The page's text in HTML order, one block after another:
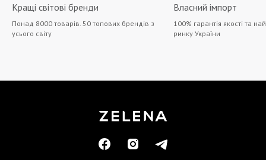
Кращі світові бренди
Понад 8000 товарів. 50 топових брендів з
усього світу
Власний імпорт
100% гарантія якості та
ринку України